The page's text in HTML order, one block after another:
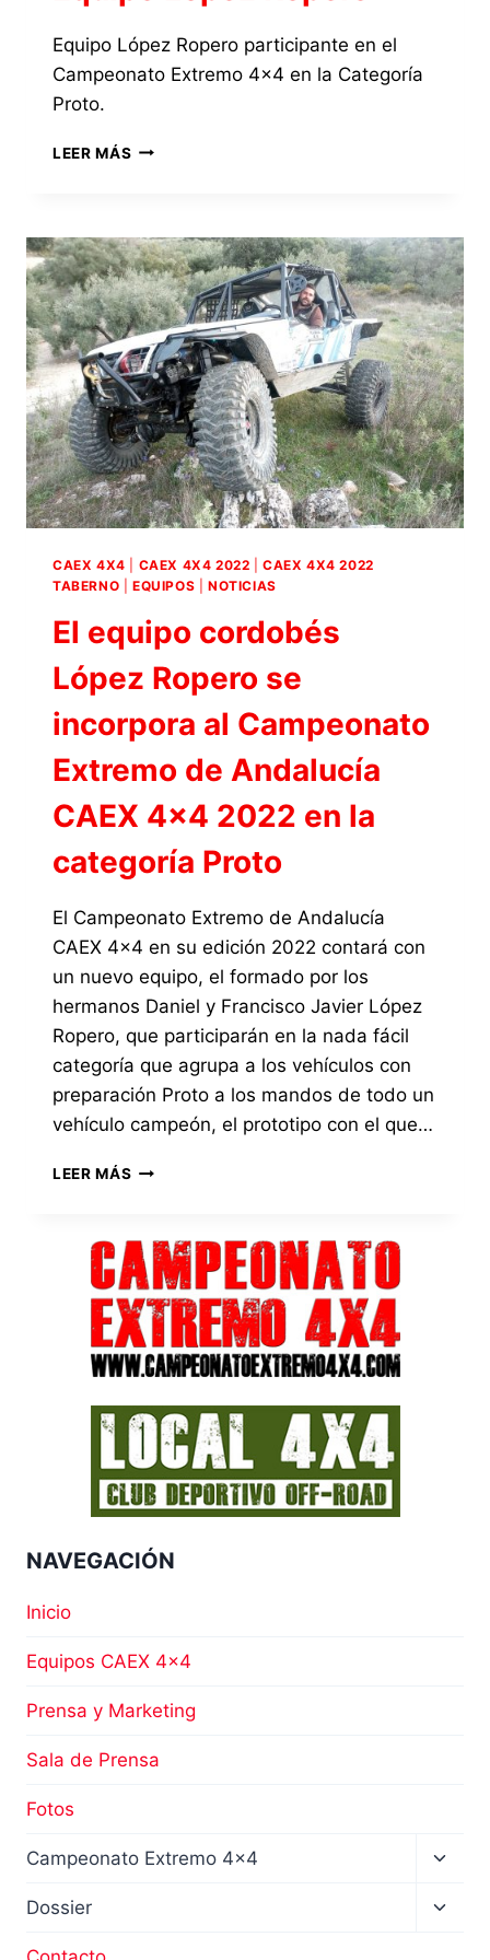
GR
Equipo López Ropero participante en el
Campeonato Extremo 4×4 en la Categoría
Proto.
LEER MÁS EQUIPO
CAEX 4X4 CAEX 4X4 2022 |CAEX 4X4 2022
TABERNO
EQUIPOS NOTICIAS
El equipo cordobés
López Ropero se
incorpora al Campeonato
Extremo de Andalucía
CAEX 4×4 2022 en la
categoría Proto
El Campeonato Extremo de Andalucía
CAEX 4×4 en su edición 2022 contará con
un nuevo equipo, el formado por los
hermanos Daniel y Francisco Javier López
Ropero, que participarán en la nada fácil
categoría que agrupa a los vehículos con
preparación Proto a los mandos de todo un
vehículo campeón, el prototipo con el que…
LEER MÁS EL
LÓPEZ
ROPERO
SE
INCORPORA
AL
CAMPEONATO
EXTREMO
ANDALUCÍA
CAEX
4×4
2022
EN
CATEGORÍA
NAVEGACIÓN
Inicio
Equipos CAEX 4×4
Prensa y Marketing
Sala de Prensa
Fotos
Campeonato Extremo 4×4
hijo
Dossier